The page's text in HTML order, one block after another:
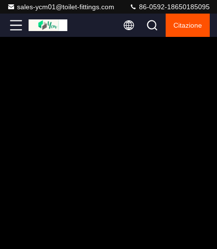
sales-ycm01@toilet-fittings.com 86-0592-18650185095
Citazione